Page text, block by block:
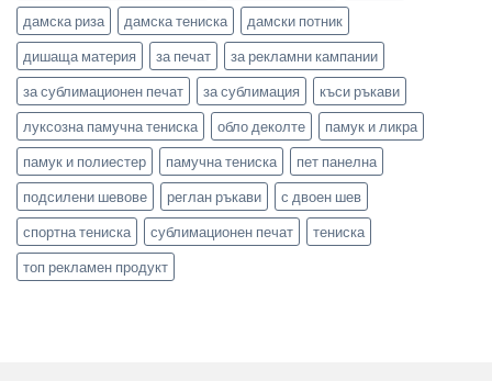
дамска риза
дамска тениска
дамски потник
дишаща материя
за печат
за рекламни кампании
за сублимационен печат
за сублимация
къси ръкави
луксозна памучна тениска
обло деколте
памук и ликра
памук и полиестер
памучна тениска
пет панелна
подсилени шевове
реглан ръкави
с двоен шев
спортна тениска
сублимационен печат
тениска
топ рекламен продукт